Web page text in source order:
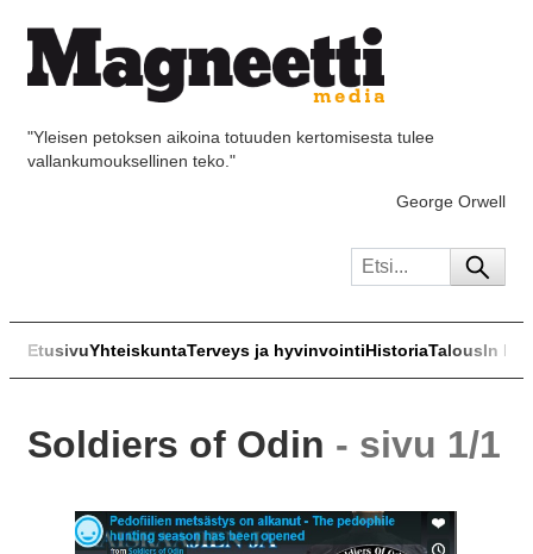
"Yleisen petoksen aikoina totuuden kertomisesta tulee
vallankumouksellinen teko."
George Orwell
EtusivuYhteiskuntaTerveys ja hyvinvointiHistoriaTalousIn
Soldiers of Odin - sivu 1/1